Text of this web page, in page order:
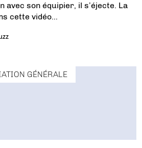
avec son équipier, il s’éjecte. La
cette vidéo…
GÉNÉRALE